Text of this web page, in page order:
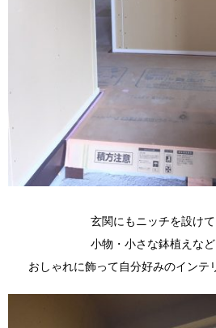
玄関にもニッチを設けて
小物・小さな鉢植えなど
おしゃれに飾って自分好みのインテ